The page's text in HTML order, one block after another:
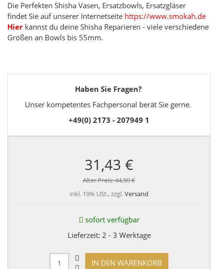
Die Perfekten Shisha Vasen, Ersatzbowls, Ersatzgläser
findet Sie auf unserer Internetseite https://www.smokah.de
Hier kannst du deine Shisha Reparieren - viele verschiedene
Größen an Bowls bis 55mm.
Haben Sie Fragen?
Unser kompetentes Fachpersonal berät Sie gerne.
+49(0) 2173 - 207949 1
31,43 €
Alter Preis:44,90 €
inkl. 19% USt., zzgl.Versand
sofort verfügbar
Lieferzeit: 2 - 3 Werktage
IN DEN WARENKORB